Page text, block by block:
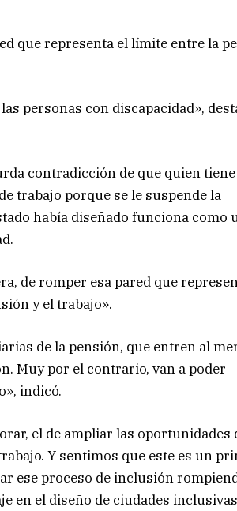
que representa el límite entre la
personas con discapacidad»,
contradicción de que quien
trabajo porque se le suspende la
había diseñado funciona como
de romper esa pared que
y el trabajo».
de la pensión, que entren al
Muy por el contrario, van a poder
indicó.
el de ampliar las oportunidades
Y sentimos que este es un
ese proceso de inclusión
en el diseño de ciudades